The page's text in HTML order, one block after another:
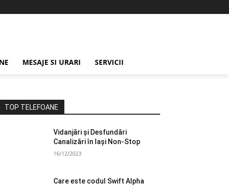
MESAJE SI URARI SERVICII
TOP TELEFOANE
Vidanjări și Desfundări
Canalizări în Iași Non-Stop
16/12/2023
Care este codul Swift Alpha